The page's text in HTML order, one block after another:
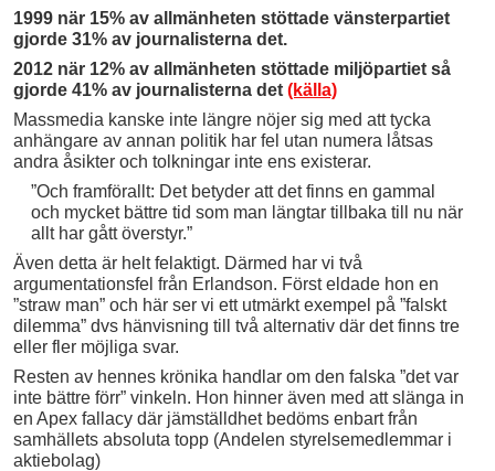
1999 när 15% av allmänheten stöttade vänsterpartiet
gjorde 31% av journalisterna det.
2012 när 12% av allmänheten stöttade miljöpartiet så
gjorde 41% av journalisterna det (källa)
Massmedia kanske inte längre nöjer sig med att tycka
anhängare av annan politik har fel utan numera låtsas
andra åsikter och tolkningar inte ens existerar.
”Och framförallt: Det betyder att det finns en gammal
och mycket bättre tid som man längtar tillbaka till nu när
allt har gått överstyr.”
Även detta är helt felaktigt. Därmed har vi två
argumentationsfel från Erlandson. Först eldade hon en
”straw man” och här ser vi ett utmärkt exempel på ”falskt
dilemma” dvs hänvisning till två alternativ där det finns tre
eller fler möjliga svar.
Resten av hennes krönika handlar om den falska ”det var
inte bättre förr” vinkeln. Hon hinner även med att slänga in
en Apex fallacy där jämställdhet bedöms enbart från
samhällets absoluta topp (Andelen styrelsemedlemmar i
aktiebolag)